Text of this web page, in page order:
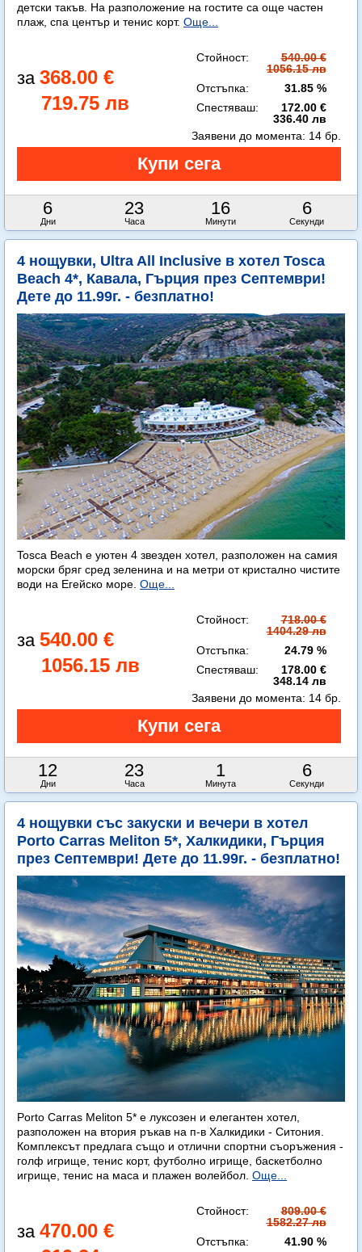
детски такъв. На разположение на гостите са още частен
плаж, спа център и тенис корт. Още...
368.00 €
719.75 лв
Стойност:
540.00 €
1056.15 лв
Отстъпка:
31.85 %
Спестяваш:
172.00 €
336.40 лв
6
Дни
23
Часа
16
Минути
4
Секунди
Заявени до момента: 14 бр.
4 нощувки, Ultra All Inclusive в хотел Tosca
Beach 4*, Кавала, Гърция през Септември!
Дете до 11.99г. - безплатно!
Tosca Beach е уютен 4 звезден хотел, разположен на самия
морски бряг сред зеленина и на метри от кристално чистите
води на Егейско море. Още...
540.00 €
1056.15 лв
Стойност:
718.00 €
1404.29 лв
Отстъпка:
24.79 %
Спестяваш:
178.00 €
348.14 лв
12
Дни
23
Часа
1
Минута
4
Секунди
Заявени до момента: 14 бр.
4 нощувки със закуски и вечери в хотел
Porto Carras Meliton 5*, Халкидики, Гърция
през Септември! Дете до 11.99г. - безплатно!
Porto Carras Meliton 5* е луксозен и елегантен хотел,
разположен на втория ръкав на п-в Халкидики - Ситония.
Комплексът предлага също и отлични спортни съоръжения -
голф игрище, тенис корт, футболно игрище, баскетболно
игрище, тенис на маса и плажен волейбол. Още...
470.00 €
Стойност:
809.00 €
1582.27 лв
Отстъпка:
41.90 %